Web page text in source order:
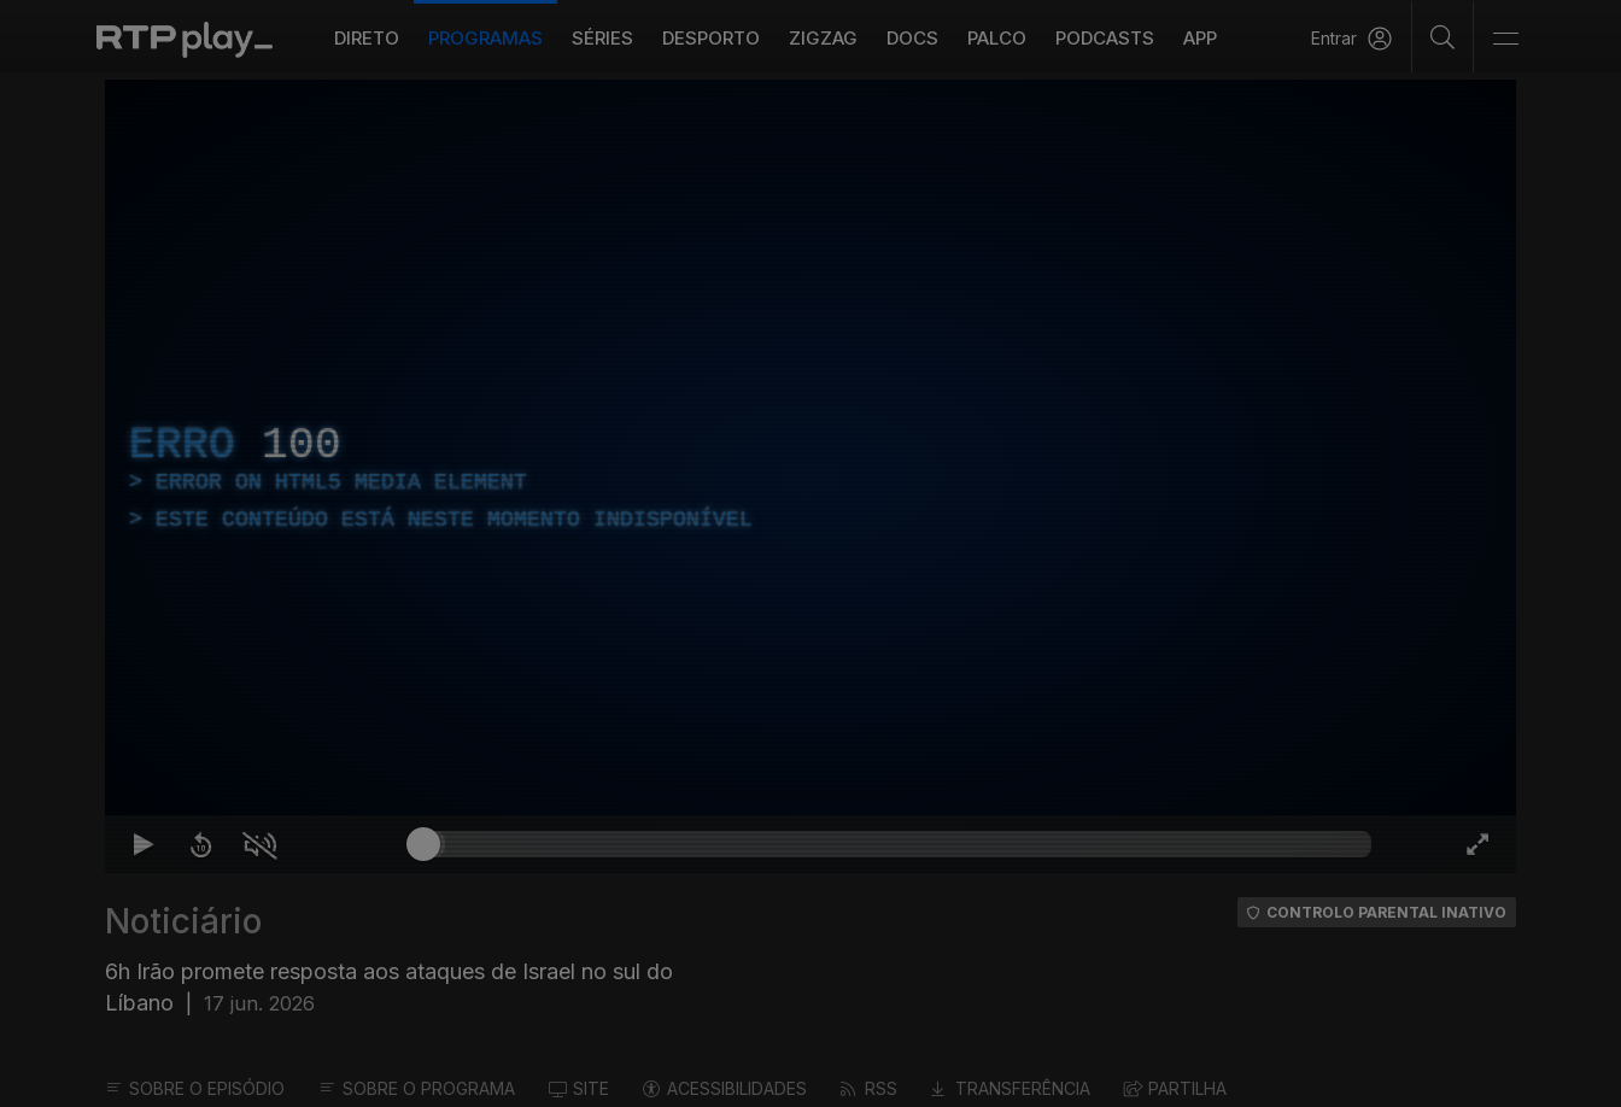
DIRETO PROGRAMAS SÉRIES DESPORTO ZIGZAG DOCS PALCO PODCASTS APP Entrar
ERRO 100
ERROR ON HTML5 MEDIA ELEMENT
ESTE CONTEÚDO ESTÁ NESTE MOMENTO INDISPONÍVEL
Noticiário
6h Irão promete resposta aos ataques de Israel no sul do
Líbano
17 jun. 2026
CONTROLO PARENTAL INATIVO
SOBRE O EPISÓDIO SOBRE O PROGRAMA SITE ACESSIBILIDADES RSS TRANSFERÊNCIA PARTILHA